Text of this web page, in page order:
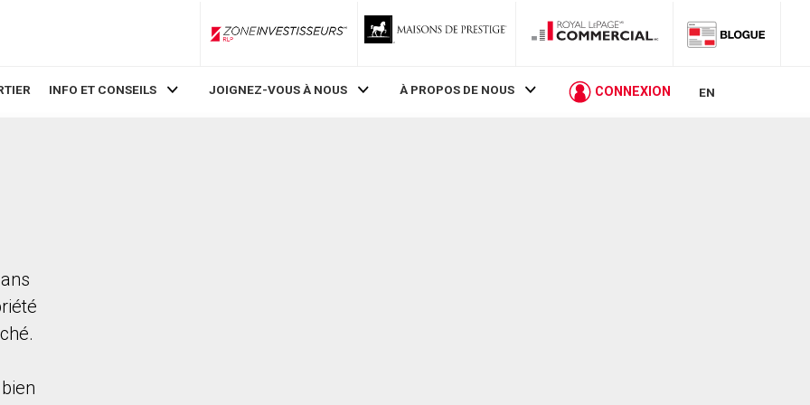
ZoneInvestisseurs RLP
INFO ET CONSEILS JOIGNEZ-VOUS À NOUS À PROPOS DE NOUS CONNEXION EN